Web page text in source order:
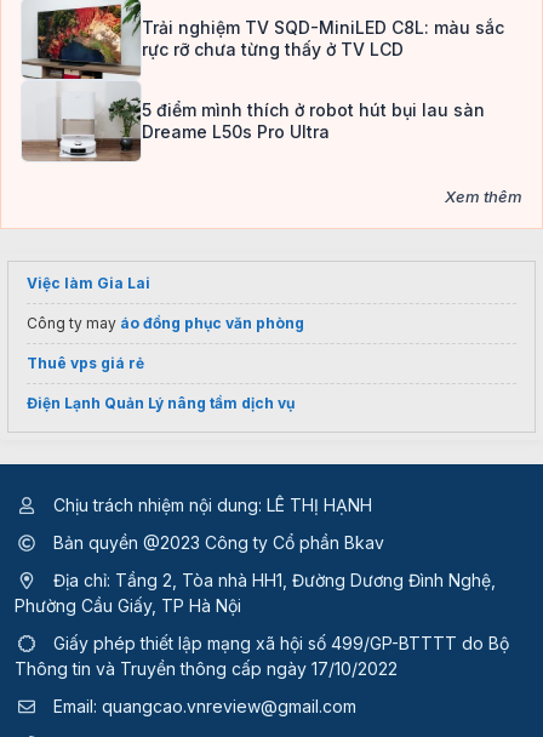
Trải nghiệm TV SQD-MiniLED C8L: màu sắc
rực rỡ chưa từng thấy ở TV LCD
5 điểm mình thích ở robot hút bụi lau sàn
Dreame L50s Pro Ultra
Xem thêm
Việc làm Gia Lai
Công ty may áo đồng phục văn phòng
Thuê vps giá rẻ
Điện Lạnh Quản Lý nâng tầm dịch vụ
Chịu trách nhiệm nội dung: LÊ THỊ HẠNH
Bản quyền @2023 Công ty Cổ phần Bkav
Địa chỉ: Tầng 2, Tòa nhà HH1, Đường Dương Đình Nghệ,
Phường Cầu Giấy, TP Hà Nội
Giấy phép thiết lập mạng xã hội số 499/GP-BTTTT do Bộ
Thông tin và Truyền thông cấp ngày 17/10/2022
Email: quangcao.vnreview@gmail.com